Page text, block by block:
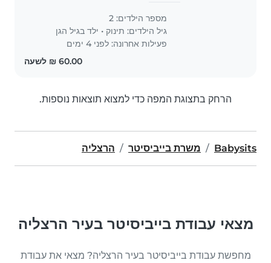
מספר הילדים: 2
גיל הילדים: תינוק • ילד בגיל הגן
פעילות אחרונה: לפני 4 ימים
הרחק בתצוגת המפה כדי למצוא תוצאות נוספות.
Babysits משרת בייביסיטר הרצליה
מצאי עבודת בייביסיטר בעיר הרצליה
מחפשת עבודת בייביסיטר בעיר הרצליה? מצאי את עבודת